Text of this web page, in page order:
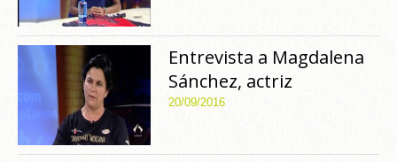
Entrevista a Magdalena
Sánchez, actriz
20/09/2016